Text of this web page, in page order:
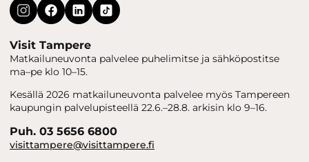
Visit Tampere
Matkailuneuvonta palvelee puhelimitse ja sähköpostitse
ma–pe klo 10–15.
Kesällä 2026 matkailuneuvonta palvelee myös Tampereen
kaupungin palvelupisteellä 22.6.–28.8. arkisin klo 9–16.
Puh. 03 5656 6800
visittampere@visittampere.fi